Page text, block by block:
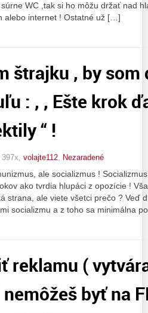
WC ,tak si ho môžu držať nad
alebo internet ! Ostatné už […]
štrajku , by som
: , , Ešte krok
“ !
volajte112 Nezaradené
ale socializmus !
ako tvrdia hlupáci z opozície !
strana, ale viete všetci prečo ? Veď
socializmu a z toho sa minimálna
reklamu (
byť na